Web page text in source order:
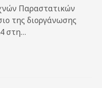
Παραστατικών
της διοργάνωσης
στη…